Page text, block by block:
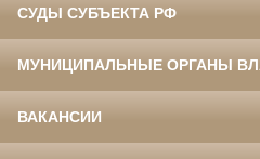
СУДЫ СУБЪЕКТА РФ
МУНИЦИПАЛЬНЫЕ ОРГАНЫ
ВАКАНСИИ